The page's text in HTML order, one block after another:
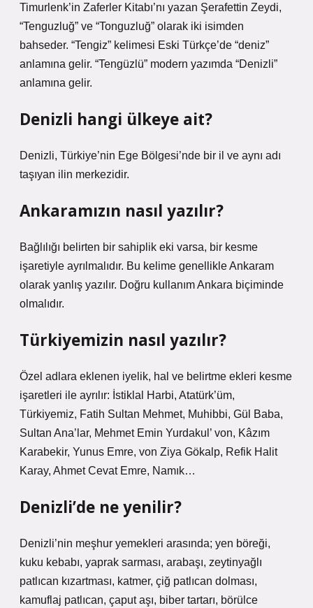
Timurlenk’in Zaferler Kitabı’nı yazan Şerafettin Zeydi,
“Tenguzluğ” ve “Tonguzluğ” olarak iki isimden
bahseder. “Tengiz” kelimesi Eski Türkçe’de “deniz”
anlamına gelir. “Tengüzlü” modern yazımda “Denizli”
anlamına gelir.
Denizli hangi ülkeye ait?
Denizli, Türkiye’nin Ege Bölgesi’nde bir il ve aynı adı
taşıyan ilin merkezidir.
Ankaramızın nasıl yazılır?
Bağlılığı belirten bir sahiplik eki varsa, bir kesme
işaretiyle ayrılmalıdır. Bu kelime genellikle Ankaram
olarak yanlış yazılır. Doğru kullanım Ankara biçiminde
olmalıdır.
Türkiyemizin nasıl yazılır?
Özel adlara eklenen iyelik, hal ve belirtme ekleri kesme
işaretleri ile ayrılır: İstiklal Harbi, Atatürk’üm,
Türkiyemiz, Fatih Sultan Mehmet, Muhibbi, Gül Baba,
Sultan Ana’lar, Mehmet Emin Yurdakul’ von, Kâzım
Karabekir, Yunus Emre, von Ziya Gökalp, Refik Halit
Karay, Ahmet Cevat Emre, Namık…
Denizli’de ne yenilir?
Denizli’nin meşhur yemekleri arasında; yen böreği,
kuku kebabı, yaprak sarması, arabaşı, zeytinyağlı
patlıcan kızartması, katmer, çiğ patlıcan dolması,
kamuflaj patlıcan, çaput aşı, biber tartarı, börülce